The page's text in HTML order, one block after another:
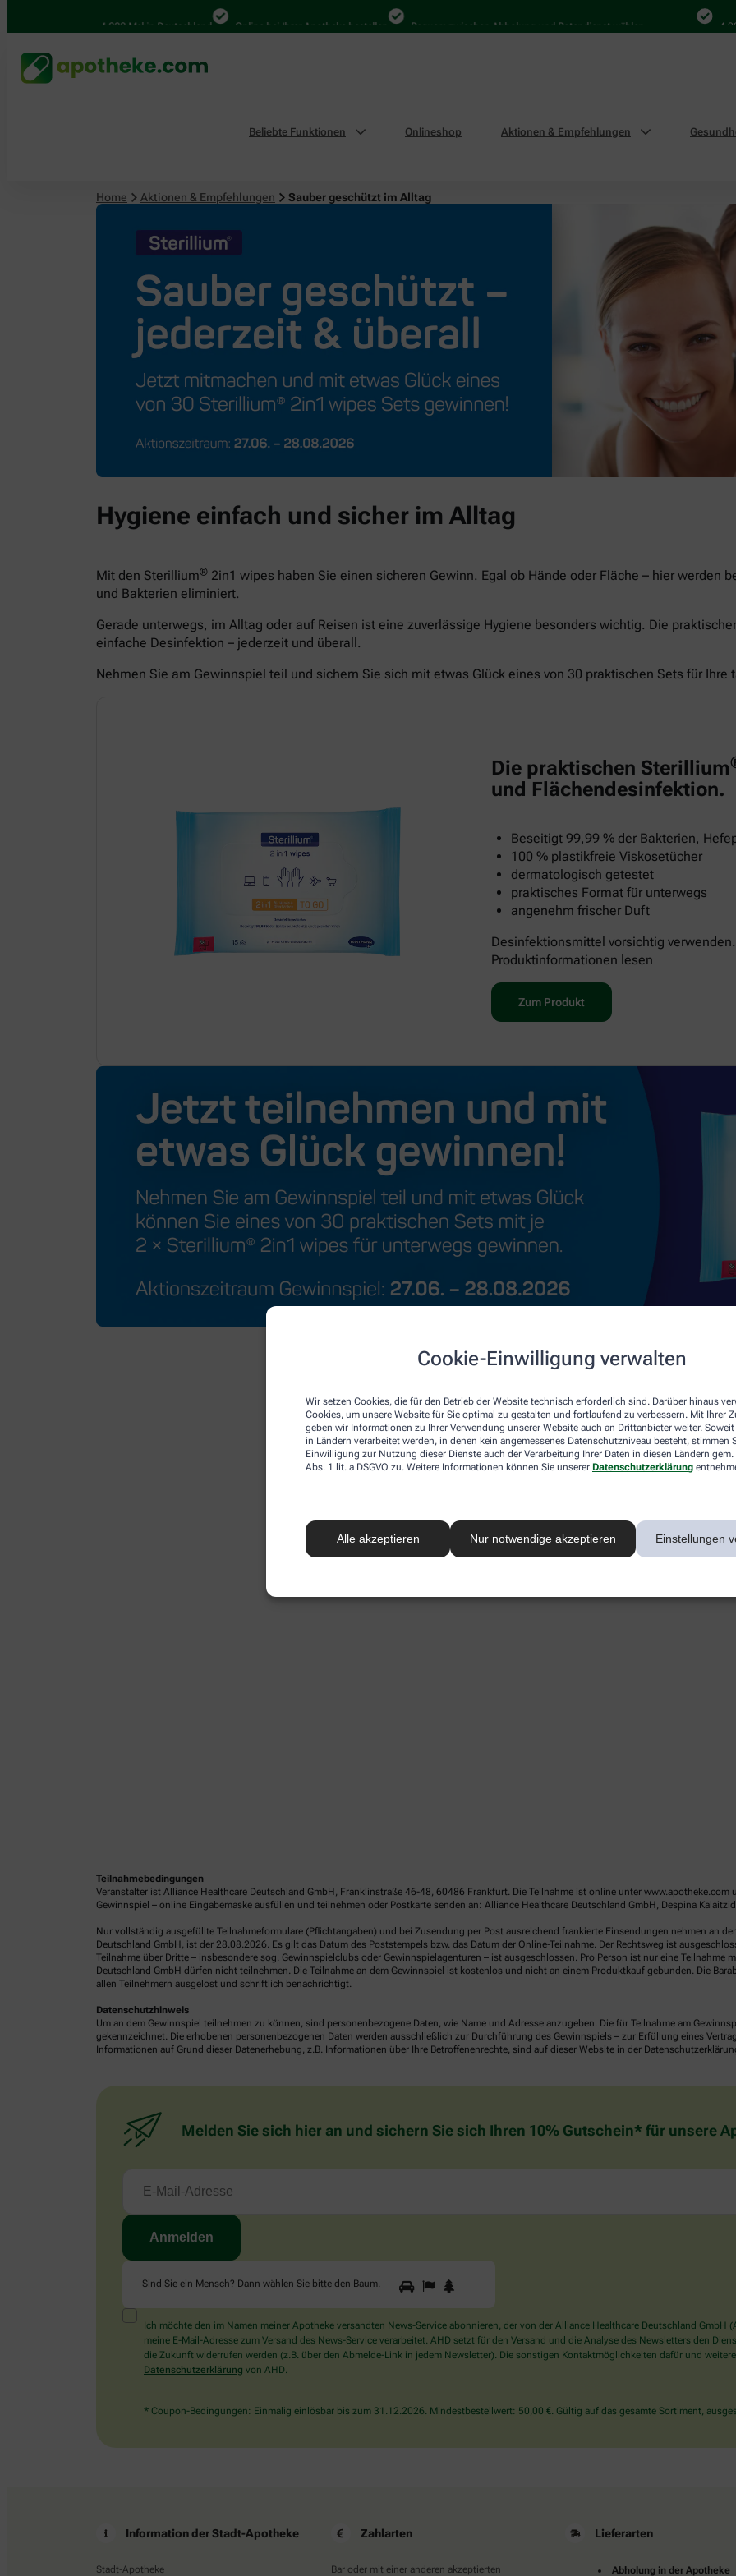
Cookie-Einwilligung verwalten
Wir setzen Cookies, die für den Betrieb der Website technisch erforderlich sind. Darüber hinaus
Cookies, um unsere Website für Sie optimal zu gestalten und fortlaufend zu verbessern. Mit Ihrer
geben wir Informationen zu Ihrer Verwendung unserer Website auch an Drittanbieter weiter. Soweit
in Ländern verarbeitet werden, in denen kein angemessenes Datenschutzniveau besteht, stimmen
Einwilligung zur Nutzung dieser Dienste auch der Verarbeitung Ihrer Daten in diesen Ländern
Abs. 1 lit. a DSGVO zu. Weitere Informationen können Sie unserer Datenschutzerklärung
Alle akzeptieren Nur notwendige akzeptieren Einstellungen
4.000 Mal in Deutschland Online bei Ihrer Apotheke bestellen Bequem zwischen Abholung und Botendienst wählen 4.000
Beliebte Funktionen Onlineshop Aktionen & Empfehlungen
Home Aktionen & Empfehlungen Sauber geschützt im Alltag
Hygiene einfach und sicher im Alltag
Mit den Sterillium® 2in1 wipes haben Sie einen sicheren Gewinn. Egal ob Hände oder Fläche – hier werden
und Bakterien eliminiert.
Gerade unterwegs, im Alltag oder auf Reisen ist eine zuverlässige Hygiene besonders wichtig. Die
einfache Desinfektion – jederzeit und überall.
Nehmen Sie am Gewinnspiel teil und sichern Sie sich mit etwas Glück eines von 30 praktischen Sets für Ihre
Die praktischen Sterillium
und Flächendesinfektion.
Beseitigt 99,99 % der Bakterien,
100 % plastikfreie Viskosetücher
dermatologisch getestet
praktisches Format für unterwegs
angenehm frischer Duft
Desinfektionsmittel vorsichtig
Produktinformationen lesen
Zum Produkt
Teilnahmebedingungen
Veranstalter ist Alliance Healthcare Deutschland GmbH, Franklinstraße 46-48, 60486 Frankfurt. Die Teilnahme ist online unter
Gewinnspiel – online Eingabemaske ausfüllen und teilnehmen oder Postkarte senden an: Alliance Healthcare Deutschland GmbH, Despina
Nur vollständig ausgefüllte Teilnahmeformulare (Pflichtangaben) und bei Zusendung per Post ausreichend frankierte Einsendungen nehmen an
Deutschland GmbH, ist der 28.08.2026. Es gilt das Datum des Poststempels bzw. das Datum der Online-Teilnahme. Der Rechtsweg ist
Teilnahme über Dritte – insbesondere sog. Gewinnspielclubs oder Gewinnspielagenturen – ist ausgeschlossen. Pro Person ist nur eine Teilnahme
Deutschland GmbH dürfen nicht teilnehmen. Die Teilnahme an dem Gewinnspiel ist kostenlos und nicht an einem Produktkauf gebunden. Die
allen Teilnehmern ausgelost und schriftlich benachrichtigt.
Datenschutzhinweis
Um an dem Gewinnspiel teilnehmen zu können, sind personenbezogene Daten, wie Name und Adresse anzugeben. Die für Teilnahme am
gekennzeichnet. Die erhobenen personenbezogenen Daten werden ausschließlich zur Durchführung des Gewinnspiels – zur Erfüllung eines
Informationen auf Grund dieser Datenerhebung, z.B. Informationen über Ihre Betroffenenrechte, sind auf dieser Website in der
Melden Sie sich hier an und sichern Sie sich Ihren 10% Gutschein* für unsere
Sind Sie ein Mensch? Dann wählen Sie bitte den Baum.
Sind
Sie
Mensch?
Dann
wählen
Baum.
1 2
Ich möchte den im Namen meiner Apotheke versandten News-Service abonnieren, der von der Alliance Healthcare Deutschland
meine E-Mail-Adresse zum Versand des News-Service verarbeitet. AHD setzt für den Versand und die Analyse des Newsletters den
die Zukunft widerrufen werden (z.B. über den Abmelde-Link in jedem Newsletter). Die sonstigen Kontaktmöglichkeiten dafür und
Datenschutzerklärung von AHD.
* Coupon-Bedingungen: Einmalig einlösbar bis zum 31.12.2026. Mindestbestellwert: 50,00 €. Gültig auf das gesamte Sortiment,
Information der Stadt-Apotheke
Stadt-Apotheke
Zahlarten
Bar oder mit einer anderen akzeptierten
Lieferarten
Abholung in der Apotheke